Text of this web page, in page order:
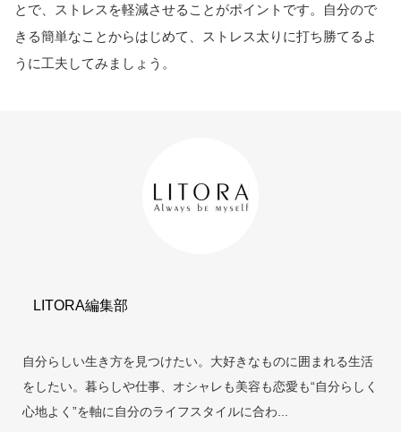
とで、ストレスを軽減させることがポイントです。自分ので
きる簡単なことからはじめて、ストレス太りに打ち勝てるよ
うに工夫してみましょう。
LITORA編集部
自分らしい生き方を見つけたい。大好きなものに囲まれる生活
をしたい。暮らしや仕事、オシャレも美容も恋愛も“自分らしく
心地よく”を軸に自分のライフスタイルに合わ...